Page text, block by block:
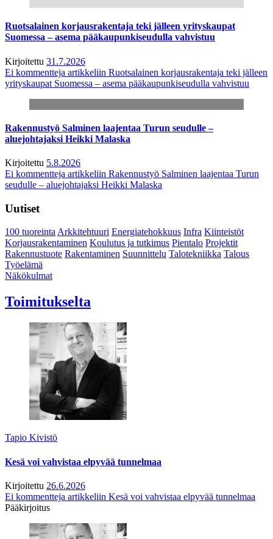
Ruotsalainen korjausrakentaja teki jälleen yrityskaupat
Suomessa – asema pääkaupunkiseudulla vahvistuu
Kirjoitettu 31.7.2026
Ei kommentteja artikkeliin Ruotsalainen korjausrakentaja teki jälleen
yrityskaupat Suomessa – asema pääkaupunkiseudulla vahvistuu
Rakennustyö Salminen laajentaa Turun seudulle –
aluejohtajaksi Heikki Malaska
Kirjoitettu 5.8.2026
Ei kommentteja artikkeliin Rakennustyö Salminen laajentaa Turun
seudulle – aluejohtajaksi Heikki Malaska
Uutiset
100 tuoreintaArkkitehtuuri Energiatehokkuus Infra Kiinteistöt
Korjausrakentaminen Koulutus ja tutkimus Pientalo Projektit
Rakennustuote Rakentaminen Suunnittelu Talotekniikka Talous
Työelämä
Näkökulmat
Toimitukselta
Tapio Kivistö
Kesä voi vahvistaa elpyvää tunnelmaa
Kirjoitettu 26.6.2026
Ei kommentteja artikkeliin Kesä voi vahvistaa elpyvää tunnelmaa
Pääkirjoitus